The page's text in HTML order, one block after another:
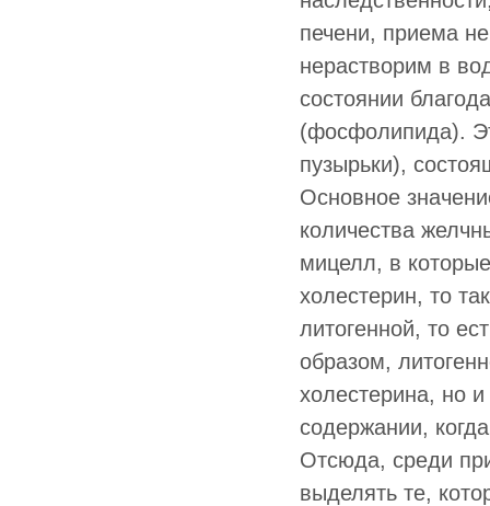
печени, приема
нерастворим в
состоянии
(фосфолипида).
пузырьки),
Основное
количества
мицелл, в
холестерин, то
литогенной, то
образом,
холестерина, но
содержании,
Отсюда, среди
выделять те,